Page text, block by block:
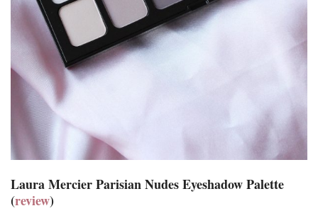
Laura Mercier Parisian Nudes Eyeshadow Palette
(review)